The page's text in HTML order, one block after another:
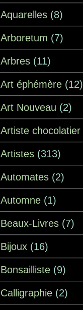
Aquarelles (8)
Arboretum (7)
Arbres (11)
Art éphémère (12)
Art Nouveau (2)
Artiste chocolatier
Artistes (313)
Automates (2)
Automne (1)
Beaux-Livres (7)
Bijoux (16)
Bonsailliste (9)
Calligraphie (2)